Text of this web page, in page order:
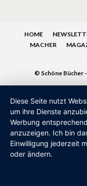
HOME
MACHER
© Schöne Bücher
Diese Seite nutzt
um ihre Dienste
Werbung
anzuzeigen. Ich bin
Einwilligung jederzeit
oder ändern.